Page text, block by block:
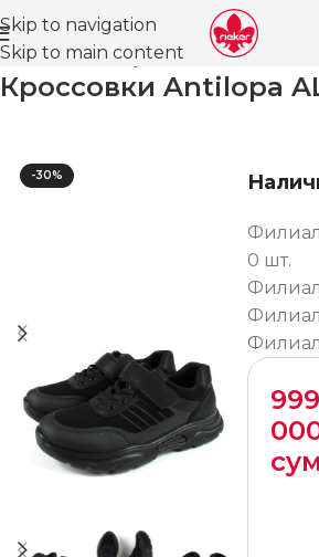
Skip to navigation
Skip to main content
Магазин Обувь для мальчиков
Кроссовки Antilopa
-30%
0 шт.
Филиал
999
сум